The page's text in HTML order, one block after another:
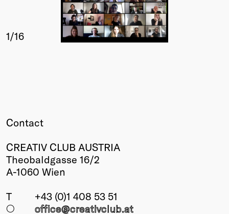
1/16
Contact
CREATIV CLUB AUSTRIA
Theobaldgasse 16/2
A-1060 Wien
T
+43 (0)1 408 53 51
○
office@creativclub.at